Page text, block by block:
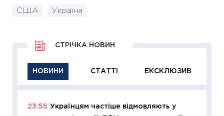
США Україна
НОВИНИ СТАТТІ ЕКСКЛЮЗИВ
СТРІЧКА НОВИН
23:55 Українцям частіше відмовляють у